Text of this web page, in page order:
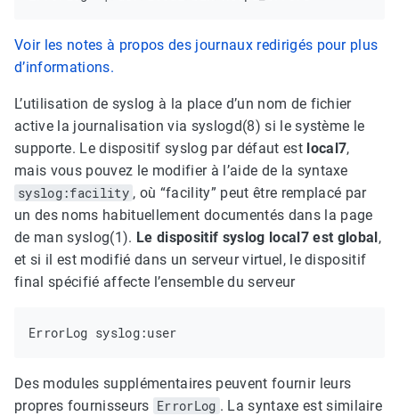
Voir les notes à propos des journaux redirigés pour plus
d’informations.
L’utilisation de syslog à la place d’un nom de fichier
active la journalisation via syslogd(8) si le système le
supporte. Le dispositif syslog par défaut est local7,
mais vous pouvez le modifier à l’aide de la syntaxe
syslog:facility , où “facility” peut être remplacé par
un des noms habituellement documentés dans la page
de man syslog(1). Le dispositif syslog local7 est global ,
et si il est modifié dans un serveur virtuel, le dispositif
final spécifié affecte l’ensemble du serveur
Des modules supplémentaires peuvent fournir leurs
propres fournisseurs ErrorLog . La syntaxe est similaire